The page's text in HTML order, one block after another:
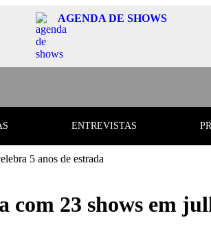
AGENDA DE SHOWS
ENTREVISTAS
5 anos de estrada
23 shows em